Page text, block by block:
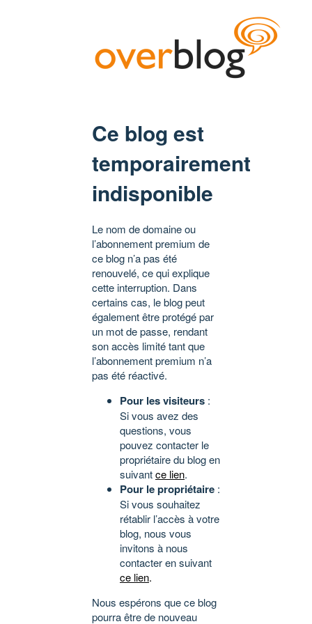
Ce blog est
temporairement
indisponible
Le nom de domaine ou
l’abonnement premium de
ce blog n’a pas été
renouvelé, ce qui explique
cette interruption. Dans
certains cas, le blog peut
également être protégé par
un mot de passe, rendant
son accès limité tant que
l’abonnement premium n’a
pas été réactivé.
Pour les visiteurs :
Si vous avez des
questions, vous
pouvez contacter le
propriétaire du blog en
suivantce lien.
Pour le propriétaire :
Si vous souhaitez
rétablir l’accès à votre
blog, nous vous
invitons à nous
contacter en suivant
ce lien.
Nous espérons que ce blog
pourra être de nouveau